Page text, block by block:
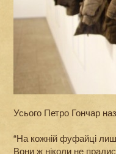
Усього Петро Гончар
“На кожній фуфайці
Вони ж ніколи не